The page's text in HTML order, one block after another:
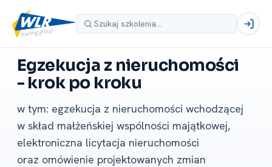
Egzekucja z nieruchomości
-⁠ krok po kroku
w tym: egzekucja z nieruchomości wchodzącej
w skład małżeńskiej wspólności majątkowej,
elektroniczna licytacja nieruchomości
oraz omówienie projektowanych zmian